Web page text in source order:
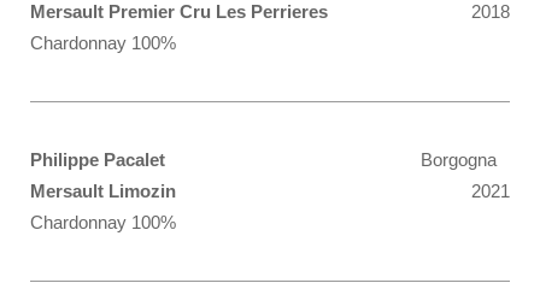
2018
Mersault Premier Cru Les Perrieres
Chardonnay 100%
Philippe Pacalet
Borgogna
2021
Mersault Limozin
Chardonnay 100%